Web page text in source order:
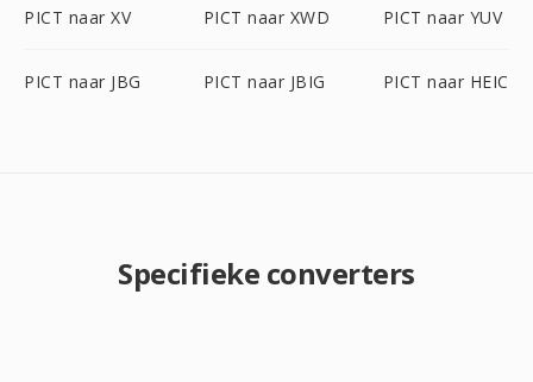
PICT naar XV PICT naar XWD PICT naar YUV
PICT naar JBG PICT naar JBIG PICT naar HEIC
Specifieke converters